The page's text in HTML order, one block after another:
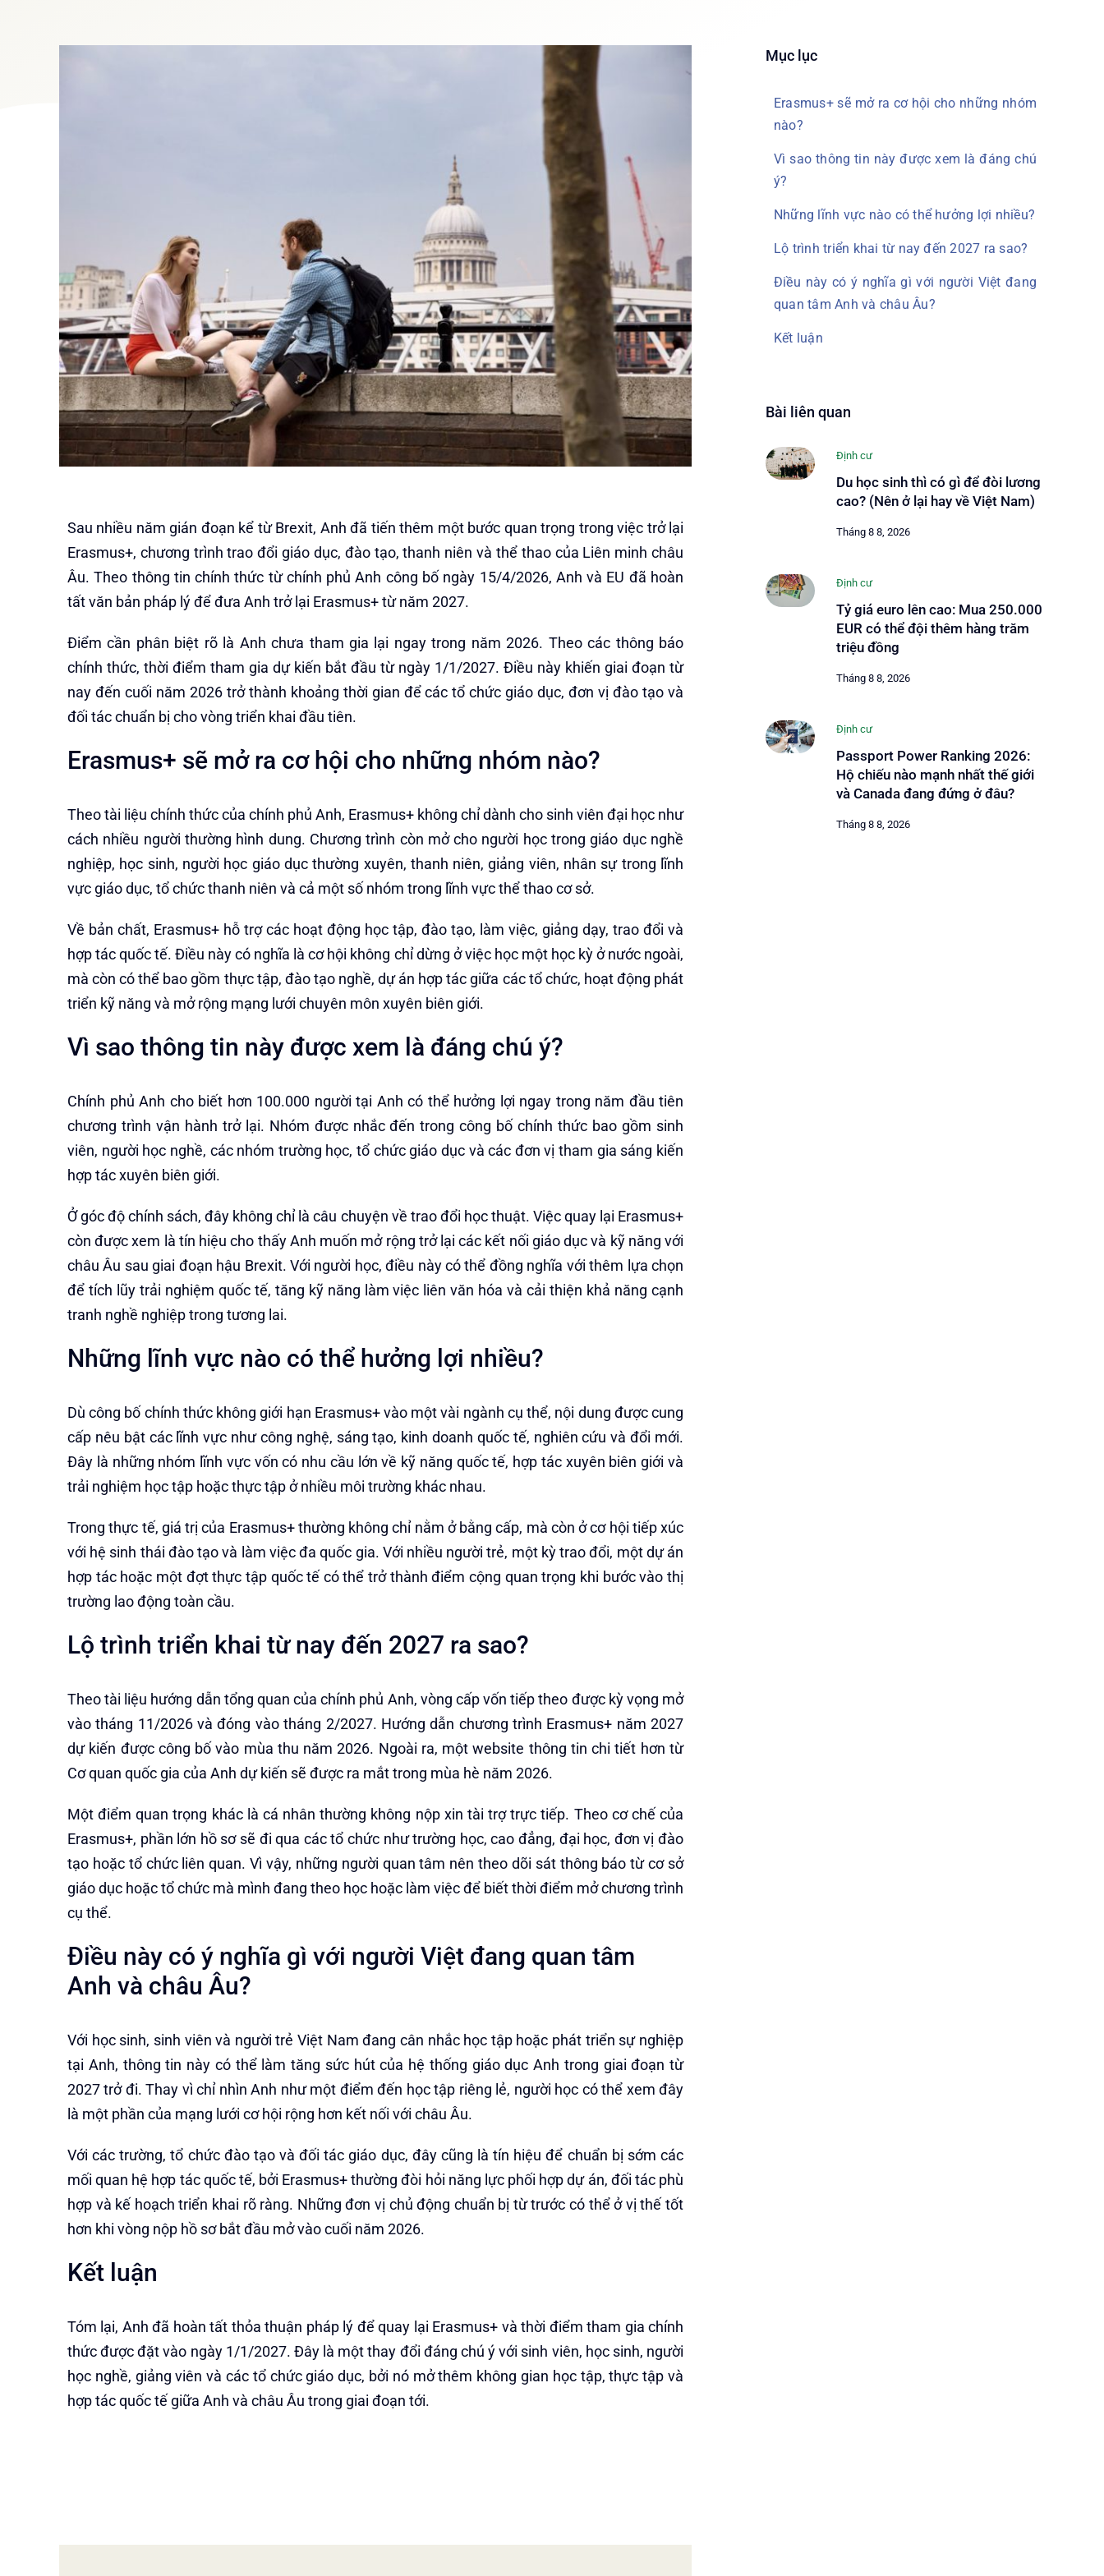
Sau nhiều năm gián đoạn kể từ Brexit, Anh đã tiến thêm một bước quan trọng trong việc trở lại
Erasmus+, chương trình trao đổi giáo dục, đào tạo, thanh niên và thể thao của Liên minh châu
Âu. Theo thông tin chính thức từ chính phủ Anh công bố ngày 15/4/2026, Anh và EU đã hoàn
tất văn bản pháp lý để đưa Anh trở lại Erasmus+ từ năm 2027.
Điểm cần phân biệt rõ là Anh chưa tham gia lại ngay trong năm 2026. Theo các thông báo
chính thức, thời điểm tham gia dự kiến bắt đầu từ ngày 1/1/2027. Điều này khiến giai đoạn từ
nay đến cuối năm 2026 trở thành khoảng thời gian để các tổ chức giáo dục, đơn vị đào tạo và
đối tác chuẩn bị cho vòng triển khai đầu tiên.
Erasmus+ sẽ mở ra cơ hội cho những nhóm nào?
Theo tài liệu chính thức của chính phủ Anh, Erasmus+ không chỉ dành cho sinh viên đại học như
cách nhiều người thường hình dung. Chương trình còn mở cho người học trong giáo dục nghề
nghiệp, học sinh, người học giáo dục thường xuyên, thanh niên, giảng viên, nhân sự trong lĩnh
vực giáo dục, tổ chức thanh niên và cả một số nhóm trong lĩnh vực thể thao cơ sở.
Về bản chất, Erasmus+ hỗ trợ các hoạt động học tập, đào tạo, làm việc, giảng dạy, trao đổi và
hợp tác quốc tế. Điều này có nghĩa là cơ hội không chỉ dừng ở việc học một học kỳ ở nước ngoài,
mà còn có thể bao gồm thực tập, đào tạo nghề, dự án hợp tác giữa các tổ chức, hoạt động phát
triển kỹ năng và mở rộng mạng lưới chuyên môn xuyên biên giới.
Vì sao thông tin này được xem là đáng chú ý?
Chính phủ Anh cho biết hơn 100.000 người tại Anh có thể hưởng lợi ngay trong năm đầu tiên
chương trình vận hành trở lại. Nhóm được nhắc đến trong công bố chính thức bao gồm sinh
viên, người học nghề, các nhóm trường học, tổ chức giáo dục và các đơn vị tham gia sáng kiến
hợp tác xuyên biên giới.
Ở góc độ chính sách, đây không chỉ là câu chuyện về trao đổi học thuật. Việc quay lại Erasmus+
còn được xem là tín hiệu cho thấy Anh muốn mở rộng trở lại các kết nối giáo dục và kỹ năng với
châu Âu sau giai đoạn hậu Brexit. Với người học, điều này có thể đồng nghĩa với thêm lựa chọn
để tích lũy trải nghiệm quốc tế, tăng kỹ năng làm việc liên văn hóa và cải thiện khả năng cạnh
tranh nghề nghiệp trong tương lai.
Những lĩnh vực nào có thể hưởng lợi nhiều?
Dù công bố chính thức không giới hạn Erasmus+ vào một vài ngành cụ thể, nội dung được cung
cấp nêu bật các lĩnh vực như công nghệ, sáng tạo, kinh doanh quốc tế, nghiên cứu và đổi mới.
Đây là những nhóm lĩnh vực vốn có nhu cầu lớn về kỹ năng quốc tế, hợp tác xuyên biên giới và
trải nghiệm học tập hoặc thực tập ở nhiều môi trường khác nhau.
Trong thực tế, giá trị của Erasmus+ thường không chỉ nằm ở bằng cấp, mà còn ở cơ hội tiếp xúc
với hệ sinh thái đào tạo và làm việc đa quốc gia. Với nhiều người trẻ, một kỳ trao đổi, một dự án
hợp tác hoặc một đợt thực tập quốc tế có thể trở thành điểm cộng quan trọng khi bước vào thị
trường lao động toàn cầu.
Lộ trình triển khai từ nay đến 2027 ra sao?
Theo tài liệu hướng dẫn tổng quan của chính phủ Anh, vòng cấp vốn tiếp theo được kỳ vọng mở
vào tháng 11/2026 và đóng vào tháng 2/2027. Hướng dẫn chương trình Erasmus+ năm 2027
dự kiến được công bố vào mùa thu năm 2026. Ngoài ra, một website thông tin chi tiết hơn từ
Cơ quan quốc gia của Anh dự kiến sẽ được ra mắt trong mùa hè năm 2026.
Một điểm quan trọng khác là cá nhân thường không nộp xin tài trợ trực tiếp. Theo cơ chế của
Erasmus+, phần lớn hồ sơ sẽ đi qua các tổ chức như trường học, cao đẳng, đại học, đơn vị đào
tạo hoặc tổ chức liên quan. Vì vậy, những người quan tâm nên theo dõi sát thông báo từ cơ sở
giáo dục hoặc tổ chức mà mình đang theo học hoặc làm việc để biết thời điểm mở chương trình
cụ thể.
Điều này có ý nghĩa gì với người Việt đang quan tâm
Anh và châu Âu?
Với học sinh, sinh viên và người trẻ Việt Nam đang cân nhắc học tập hoặc phát triển sự nghiệp
tại Anh, thông tin này có thể làm tăng sức hút của hệ thống giáo dục Anh trong giai đoạn từ
2027 trở đi. Thay vì chỉ nhìn Anh như một điểm đến học tập riêng lẻ, người học có thể xem đây
là một phần của mạng lưới cơ hội rộng hơn kết nối với châu Âu.
Với các trường, tổ chức đào tạo và đối tác giáo dục, đây cũng là tín hiệu để chuẩn bị sớm các
mối quan hệ hợp tác quốc tế, bởi Erasmus+ thường đòi hỏi năng lực phối hợp dự án, đối tác phù
hợp và kế hoạch triển khai rõ ràng. Những đơn vị chủ động chuẩn bị từ trước có thể ở vị thế tốt
hơn khi vòng nộp hồ sơ bắt đầu mở vào cuối năm 2026.
Kết luận
Tóm lại, Anh đã hoàn tất thỏa thuận pháp lý để quay lại Erasmus+ và thời điểm tham gia chính
thức được đặt vào ngày 1/1/2027. Đây là một thay đổi đáng chú ý với sinh viên, học sinh, người
học nghề, giảng viên và các tổ chức giáo dục, bởi nó mở thêm không gian học tập, thực tập và
hợp tác quốc tế giữa Anh và châu Âu trong giai đoạn tới.
Mục lục
Erasmus+ sẽ mở ra cơ hội cho những nhóm
nào?
Vì sao thông tin này được xem là đáng chú
ý?
Những lĩnh vực nào có thể hưởng lợi nhiều?
Lộ trình triển khai từ nay đến 2027 ra sao?
Điều này có ý nghĩa gì với người Việt đang
quan tâm Anh và châu Âu?
Kết luận
Bài liên quan
Định cư
Du học sinh thì có gì để đòi lương
cao? (Nên ở lại hay về Việt Nam)
Tháng 8 8, 2026
Định cư
Tỷ giá euro lên cao: Mua 250.000
EUR có thể đội thêm hàng trăm
triệu đồng
Tháng 8 8, 2026
Định cư
Passport Power Ranking 2026:
Hộ chiếu nào mạnh nhất thế giới
và Canada đang đứng ở đâu?
Tháng 8 8, 2026